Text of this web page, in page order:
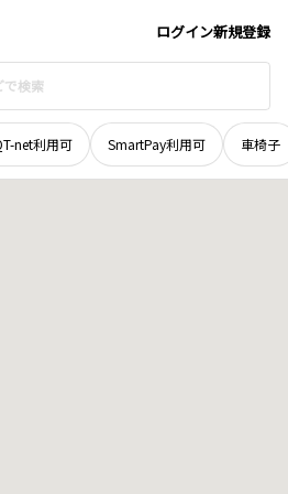
ログイン新規登録
net利用可 SmartPay利用可 車椅子